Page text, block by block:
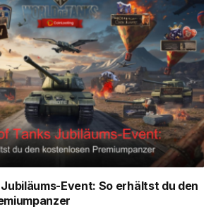
Event: So erhältst du den